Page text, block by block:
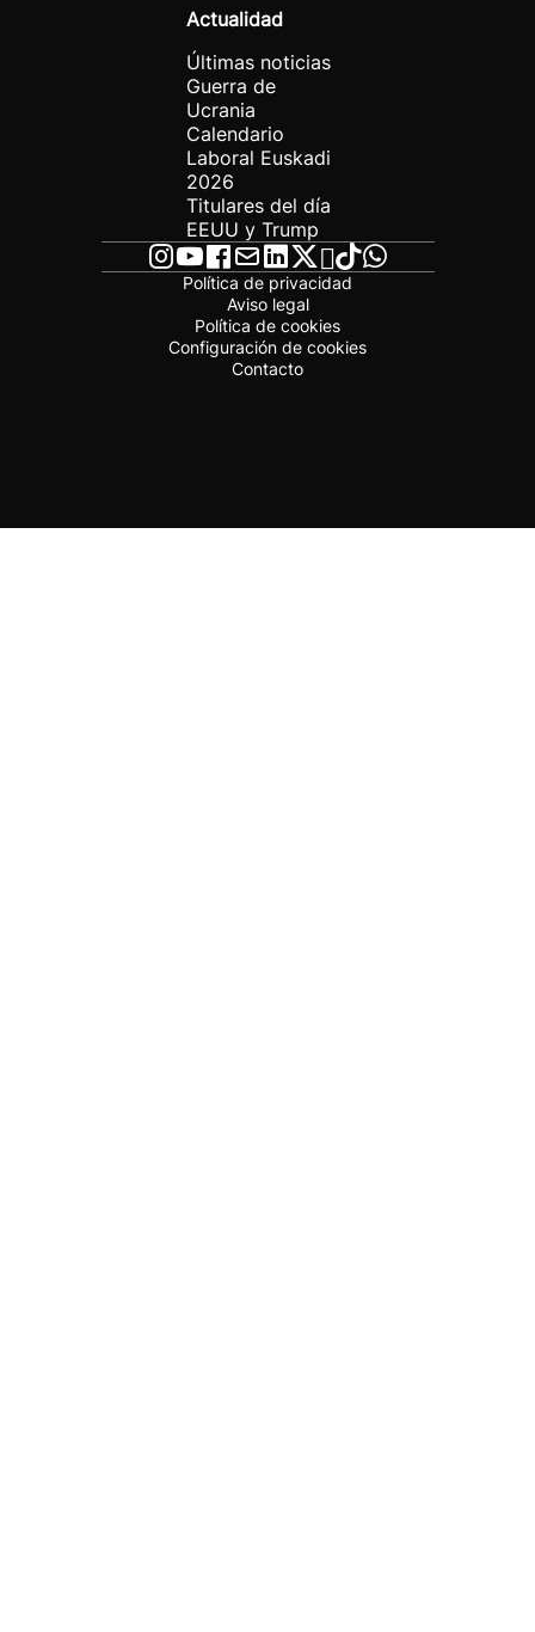
Actualidad
Últimas noticias
Guerra de
Ucrania
Calendario
Laboral Euskadi
2026
Titulares del día
EEUU y Trump
Política de privacidad
Aviso legal
Política de cookies
Configuración de cookies
Contacto